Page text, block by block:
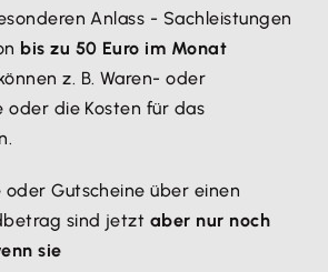
Anlass - Sachleistungen
bis zu 50 Euro im Monat
z. B. Waren- oder
oder die Kosten für das
oder Gutscheine über einen
sind jetzt aber nur noch
sie